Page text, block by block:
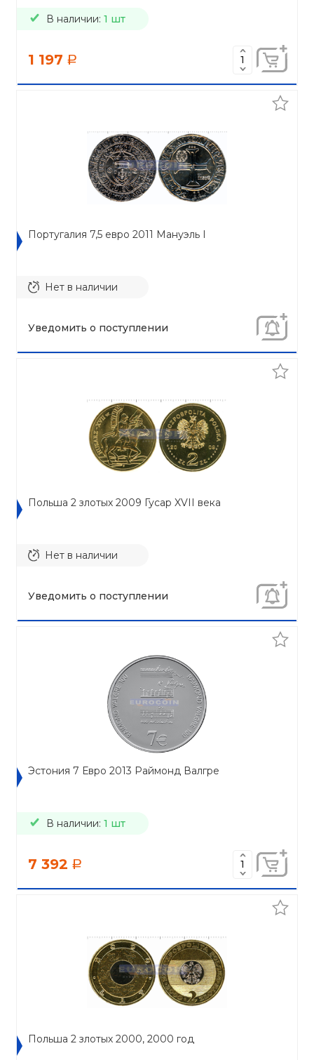
В наличии: 1 шт
1 197 a
Португалия 7,5 евро 2011 Мануэль I
Нет в наличии
Уведомить о поступлении
Польша 2 злотых 2009 Гусар XVII века
Нет в наличии
Уведомить о поступлении
Эстония 7 Евро 2013 Раймонд Валгре
В наличии: 1 шт
7 392 a
Польша 2 злотых 2000, 2000 год